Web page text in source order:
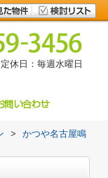
定休日：毎週水曜日
>
かつや名古屋鳴